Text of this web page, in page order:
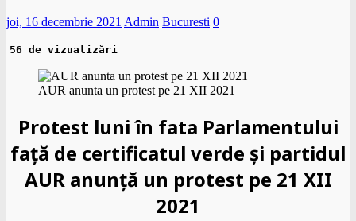
joi, 16 decembrie 2021 Admin Bucuresti 0
56 de vizualizări
AUR anunta un protest pe 21 XII 2021
Protest luni în fata Parlamentului
faţă de certificatul verde și partidul
AUR anunță un protest pe 21 XII
2021